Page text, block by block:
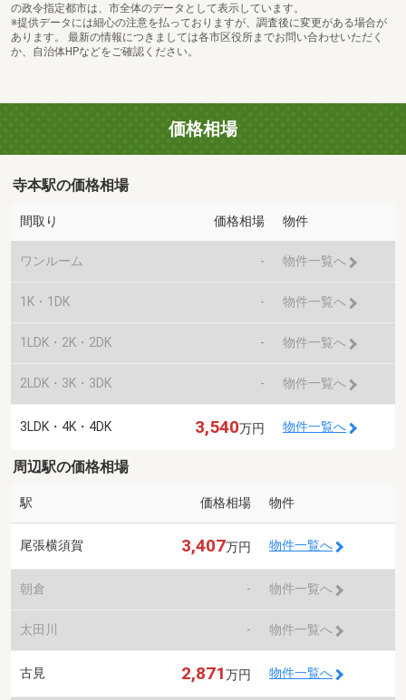
の政令指定都市は、市全体のデータとして表示しています。
※提供データには細心の注意を払っておりますが、調査後に変更がある場合が
あります。 最新の情報につきましては各市区役所までお問い合わせいただく
か、自治体HPなどをご確認ください。
価格相場
寺本駅の価格相場
間取り 価格相場 物件
ワンルーム - 物件一覧へ
1K・1DK - 物件一覧へ
1LDK・2K・2DK - 物件一覧へ
2LDK・3K・3DK - 物件一覧へ
3LDK・4K・4DK 3,540万円 物件一覧へ
周辺駅の価格相場
駅 価格相場 物件
尾張横須賀 3,407万円 物件一覧へ
朝倉 - 物件一覧へ
太田川 - 物件一覧へ
古見 2,871万円 物件一覧へ